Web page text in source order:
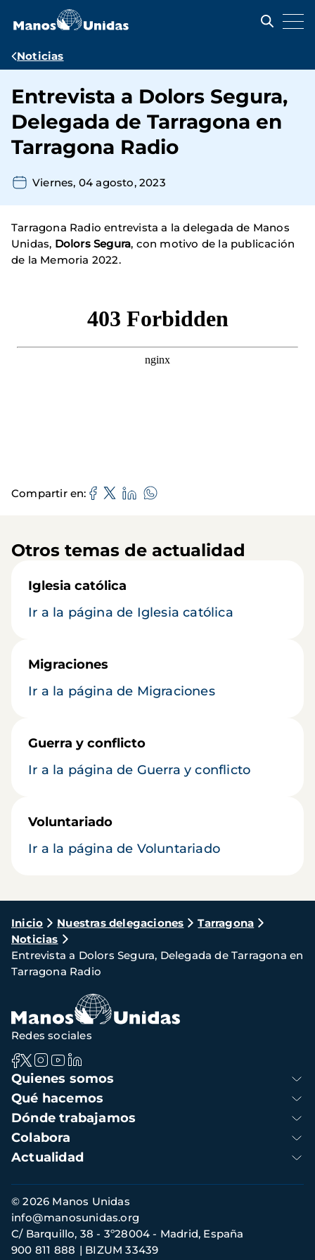
contenido
Ruta
navegación
Noticias
Entrevista a Dolors Segura,
Delegada de Tarragona en
Tarragona Radio
Viernes, 04 agosto, 2023
Tarragona Radio entrevista a la delegada de Manos
Unidas, Dolors Segura, con motivo de la publicación
de la Memoria 2022.
Compartir en
Otros temas de actualidad
Iglesia católica
Ir a la página de Iglesia católica
Migraciones
Ir a la página de Migraciones
Guerra y conflicto
Ir a la página de Guerra y conflicto
Voluntariado
Ir a la página de Voluntariado
Ruta
de
navegación
Inicio Nuestras delegaciones
Tarragona
Noticias
Entrevista a Dolors Segura, Delegada de Tarragona en
Tarragona Radio
Navegación
principal
Quienes somos
Qué hacemos
Dónde trabajamos
Colabora
Actualidad
Redes sociales
Información
de
contacto
© 2026 Manos Unidas
C/ Barquillo, 38 - 3º28004 - Madrid, España
900 811 888
BIZUM 33439
info@manosunidas.org